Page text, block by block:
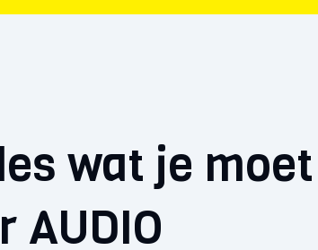
wat je moet
AUDIO